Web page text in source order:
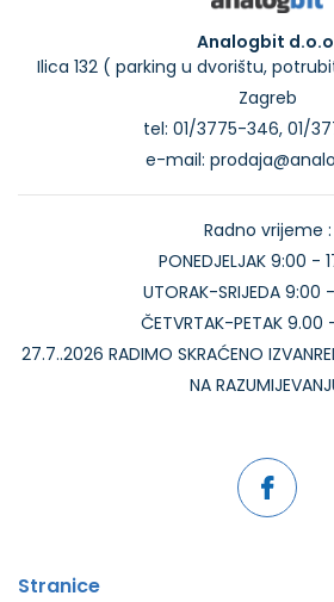
Analogbit
Ilica 132 ( parking u dvorištu,
Zagreb
tel: 01/3775-346, 01/
e-mail:
Radno vrijeme :
PONEDJELJAK 9:00 -
UTORAK-SRIJEDA 9:00
ČETVRTAK-PETAK 9.00
27.7..2026 RADIMO SKRAĆENO
NA
Stranice